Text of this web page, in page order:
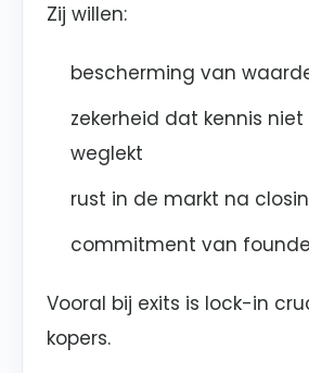
Zij willen:
bescherming van
zekerheid dat kennis
weglekt
rust in de markt na
commitment van
Vooral bij exits is lock-in
kopers.